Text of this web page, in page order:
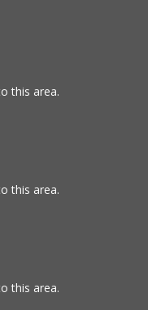
this area.
this area.
this area.